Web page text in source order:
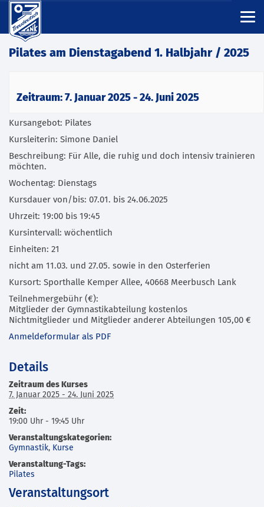
Pilates am Dienstagabend 1. Halbjahr / 2025
Zeitraum: 7. Januar 2025 - 24. Juni 2025
Kursangebot: Pilates
Kursleiterin: Simone Daniel
Beschreibung: Für Alle, die ruhig und doch intensiv trainieren
möchten.
Wochentag: Dienstags
Kursdauer von/bis: 07.01. bis 24.06.2025
Uhrzeit: 19:00 bis 19:45
Kursintervall: wöchentlich
Einheiten: 21
nicht am 11.03. und 27.05. sowie in den Osterferien
Kursort: Sporthalle Kemper Allee, 40668 Meerbusch Lank
Teilnehmergebühr (€):
Mitglieder der Gymnastikabteilung kostenlos
Nichtmitglieder und Mitglieder anderer Abteilungen 105,00 €
Anmeldeformular als PDF
Details
Zeitraum des Kurses
7. Januar 2025 - 24. Juni 2025
Zeit:
19:00 Uhr - 19:45 Uhr
Veranstaltungskategorien:
Gymnastik, Kurse
Veranstaltung-Tags:
Pilates
Veranstaltungsort